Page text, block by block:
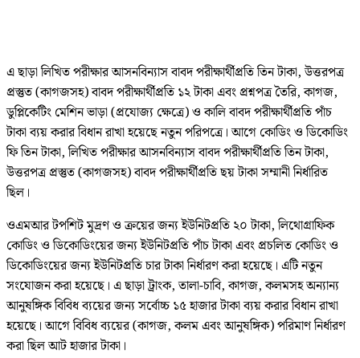
এ ছাড়া লিখিত পরীক্ষার আসনবিন্যাস বাবদ পরীক্ষার্থীপ্রতি তিন টাকা, উত্তরপত্র
প্রস্তুত (কাগজসহ) বাবদ পরীক্ষার্থীপ্রতি ১২ টাকা এবং প্রশ্নপত্র তৈরি, কাগজ,
ডুপ্লিকেটিং মেশিন ভাড়া (প্রযোজ্য ক্ষেত্রে) ও কালি বাবদ পরীক্ষার্থীপ্রতি পাঁচ
টাকা ব্যয় করার বিধান রাখা হয়েছে নতুন পরিপত্রে। আগে কোডিং ও ডিকোডিং
ফি তিন টাকা, লিখিত পরীক্ষার আসনবিন্যাস বাবদ পরীক্ষার্থীপ্রতি তিন টাকা,
উত্তরপত্র প্রস্তুত (কাগজসহ) বাবদ পরীক্ষার্থীপ্রতি ছয় টাকা সম্মানী নির্ধারিত
ছিল।
ওএমআর টপশিট মুদ্রণ ও ক্রয়ের জন্য ইউনিটপ্রতি ২০ টাকা, লিথোগ্রাফিক
কোডিং ও ডিকোডিংয়ের জন্য ইউনিটপ্রতি পাঁচ টাকা এবং প্রচলিত কোডিং ও
ডিকোডিংয়ের জন্য ইউনিটপ্রতি চার টাকা নির্ধারণ করা হয়েছে। এটি নতুন
সংযোজন করা হয়েছে। এ ছাড়া ট্রাংক, তালা-চাবি, কাগজ, কলমসহ অন্যান্য
আনুষঙ্গিক বিবিধ ব্যয়ের জন্য সর্বোচ্চ ১৫ হাজার টাকা ব্যয় করার বিধান রাখা
হয়েছে। আগে বিবিধ ব্যয়ের (কাগজ, কলম এবং আনুষঙ্গিক) পরিমাণ নির্ধারণ
করা ছিল আট হাজার টাকা।